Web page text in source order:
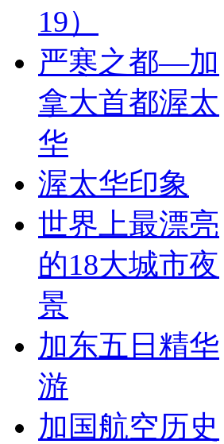
19）
严寒之都—加
拿大首都渥太
华
渥太华印象
世界上最漂亮
的18大城市夜
景
加东五日精华
游
加国航空历史